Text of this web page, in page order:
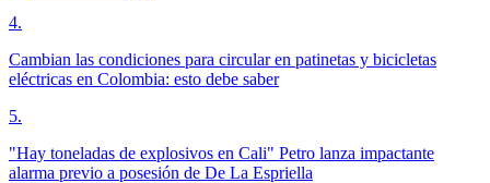
4.
Cambian las condiciones para circular en patinetas y bicicletas
eléctricas en Colombia: esto debe saber
5.
"Hay toneladas de explosivos en Cali" Petro lanza impactante
alarma previo a posesión de De La Espriella